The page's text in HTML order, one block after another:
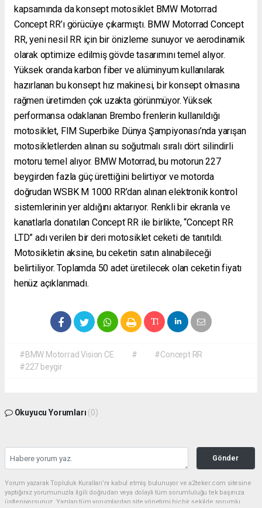
kapsamında da konsept motosiklet BMW Motorrad
Concept RR’ı görücüye çıkarmıştı. BMW Motorrad Concept
RR, yeni nesil RR için bir önizleme sunuyor ve aerodinamik
olarak optimize edilmiş gövde tasarımını temel alıyor.
Yüksek oranda karbon fiber ve alüminyum kullanılarak
hazırlanan bu konsept hız makinesi, bir konsept olmasına
rağmen üretimden çok uzakta görünmüyor. Yüksek
performansa odaklanan Brembo frenlerin kullanıldığı
motosiklet, FIM Superbike Dünya Şampiyonası’nda yarışan
motosikletlerden alınan su soğutmalı sıralı dört silindirli
motoru temel alıyor. BMW Motorrad, bu motorun 227
beygirden fazla güç ürettiğini belirtiyor ve motorda
doğrudan WSBK M 1000 RR’dan alınan elektronik kontrol
sistemlerinin yer aldığını aktarıyor. Renkli bir ekranla ve
kanatlarla donatılan Concept RR ile birlikte, “Concept RR
LTD” adı verilen bir deri motosiklet ceketi de tanıtıldı.
Motosikletin aksine, bu ceketin satın alınabileceği
belirtiliyor. Toplamda 50 adet üretilecek olan ceketin fiyatı
henüz açıklanmadı.
#BMW Motorrad Vision CE #
#Concept RR
#227 beygir
Okuyucu Yorumları (0)
Gönder
Yorum yazarak Topluluk Kuralları’nı kabul etmiş bulunuyor ve a2teker.com sitesine
yaptığınız yorumunuzla ilgili doğrudan veya dolaylı tüm sorumluluğu tek başınıza
üstleniyorsunuz. Yazılan tüm yorumlardan site yönetimi hiçbir şekilde sorumlu